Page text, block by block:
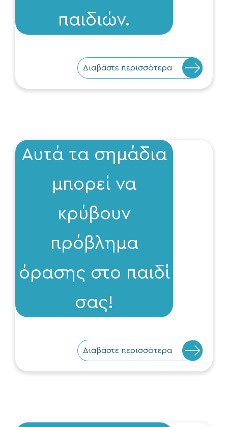
παιδιών.
Διαβάστε περισσότερα
Αυτά τα σημάδια
μπορεί να
κρύβουν
πρόβλημα
όρασης στο παιδί
σας!
Διαβάστε περισσότερα